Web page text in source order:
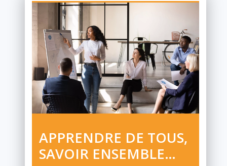
APPRENDRE DE TOUS,
SAVOIR ENSEMBLE…